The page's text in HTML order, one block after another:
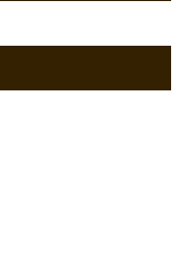
业资格考试并依法取得
供法律服务的执业人
业的法律服务工作者。
重情节的，处三年以下
应当规定公司出资不
或者设立后撤出; 出资